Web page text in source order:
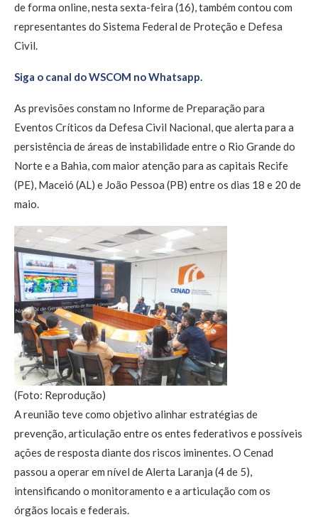
de forma online, nesta sexta-feira (16), também contou com
representantes do Sistema Federal de Proteção e Defesa
Civil.
Siga o canal do WSCOM no Whatsapp.
As previsões constam no Informe de Preparação para
Eventos Críticos da Defesa Civil Nacional, que alerta para a
persistência de áreas de instabilidade entre o Rio Grande do
Norte e a Bahia, com maior atenção para as capitais Recife
(PE), Maceió (AL) e João Pessoa (PB) entre os dias 18 e 20 de
maio.
(Foto: Reprodução)
A reunião teve como objetivo alinhar estratégias de
prevenção, articulação entre os entes federativos e possíveis
ações de resposta diante dos riscos iminentes. O Cenad
passou a operar em nível de Alerta Laranja (4 de 5),
intensificando o monitoramento e a articulação com os
órgãos locais e federais.